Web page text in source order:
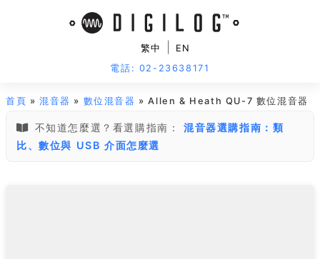
繁中
EN
電話: 02-23638171
首頁 »混音器 » 數位混音器 » Allen & Heath QU-7 數位混音器
不知道怎麼選？看選購指南：
混音器選購指南：類
比、數位與 USB 介面怎麼選